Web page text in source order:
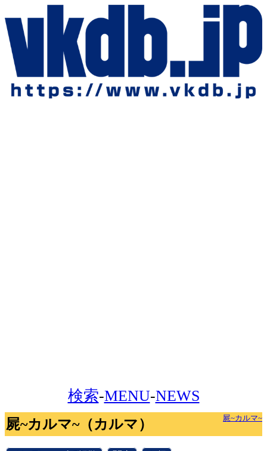
検索-MENU-NEWS
屍~カルマ~
屍~カルマ~（カルマ）